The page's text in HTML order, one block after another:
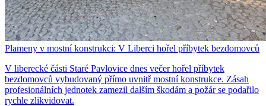
Plameny v mostní konstrukci: V Liberci hořel příbytek bezdomovců
V liberecké části Staré Pavlovice dnes večer hořel příbytek
bezdomovců vybudovaný přímo uvnitř mostní konstrukce. Zásah
profesionálních jednotek zamezil dalším škodám a požár se podařilo
rychle zlikvidovat.